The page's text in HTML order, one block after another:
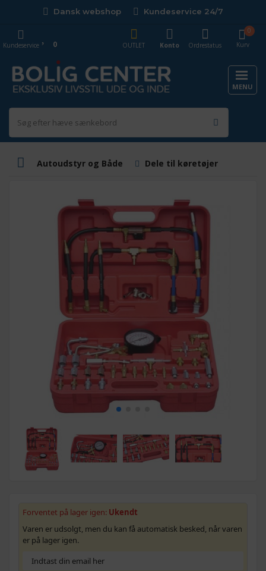
Dansk webshop Kundeservice 24/7
Kurv
0
OUTLET
Konto Ordrestatus
Kundeservice 0
MENU
Autoudstyr og Både Dele til køretøjer
Forventet på lager igen: Ukendt
Varen er udsolgt, men du kan få automatisk besked, når varen
er på lager igen.